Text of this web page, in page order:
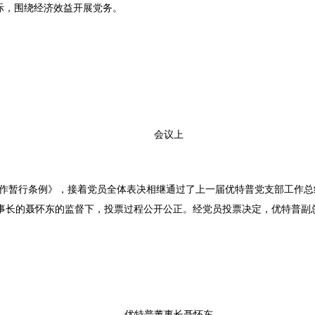
围绕经济效益开展党务。
会议上
行条例》，接着党员全体表决相继通过了上一届优特普党支部工作
的聂怀东的监督下，投票过程公开公正。经党员投票决定，优特普